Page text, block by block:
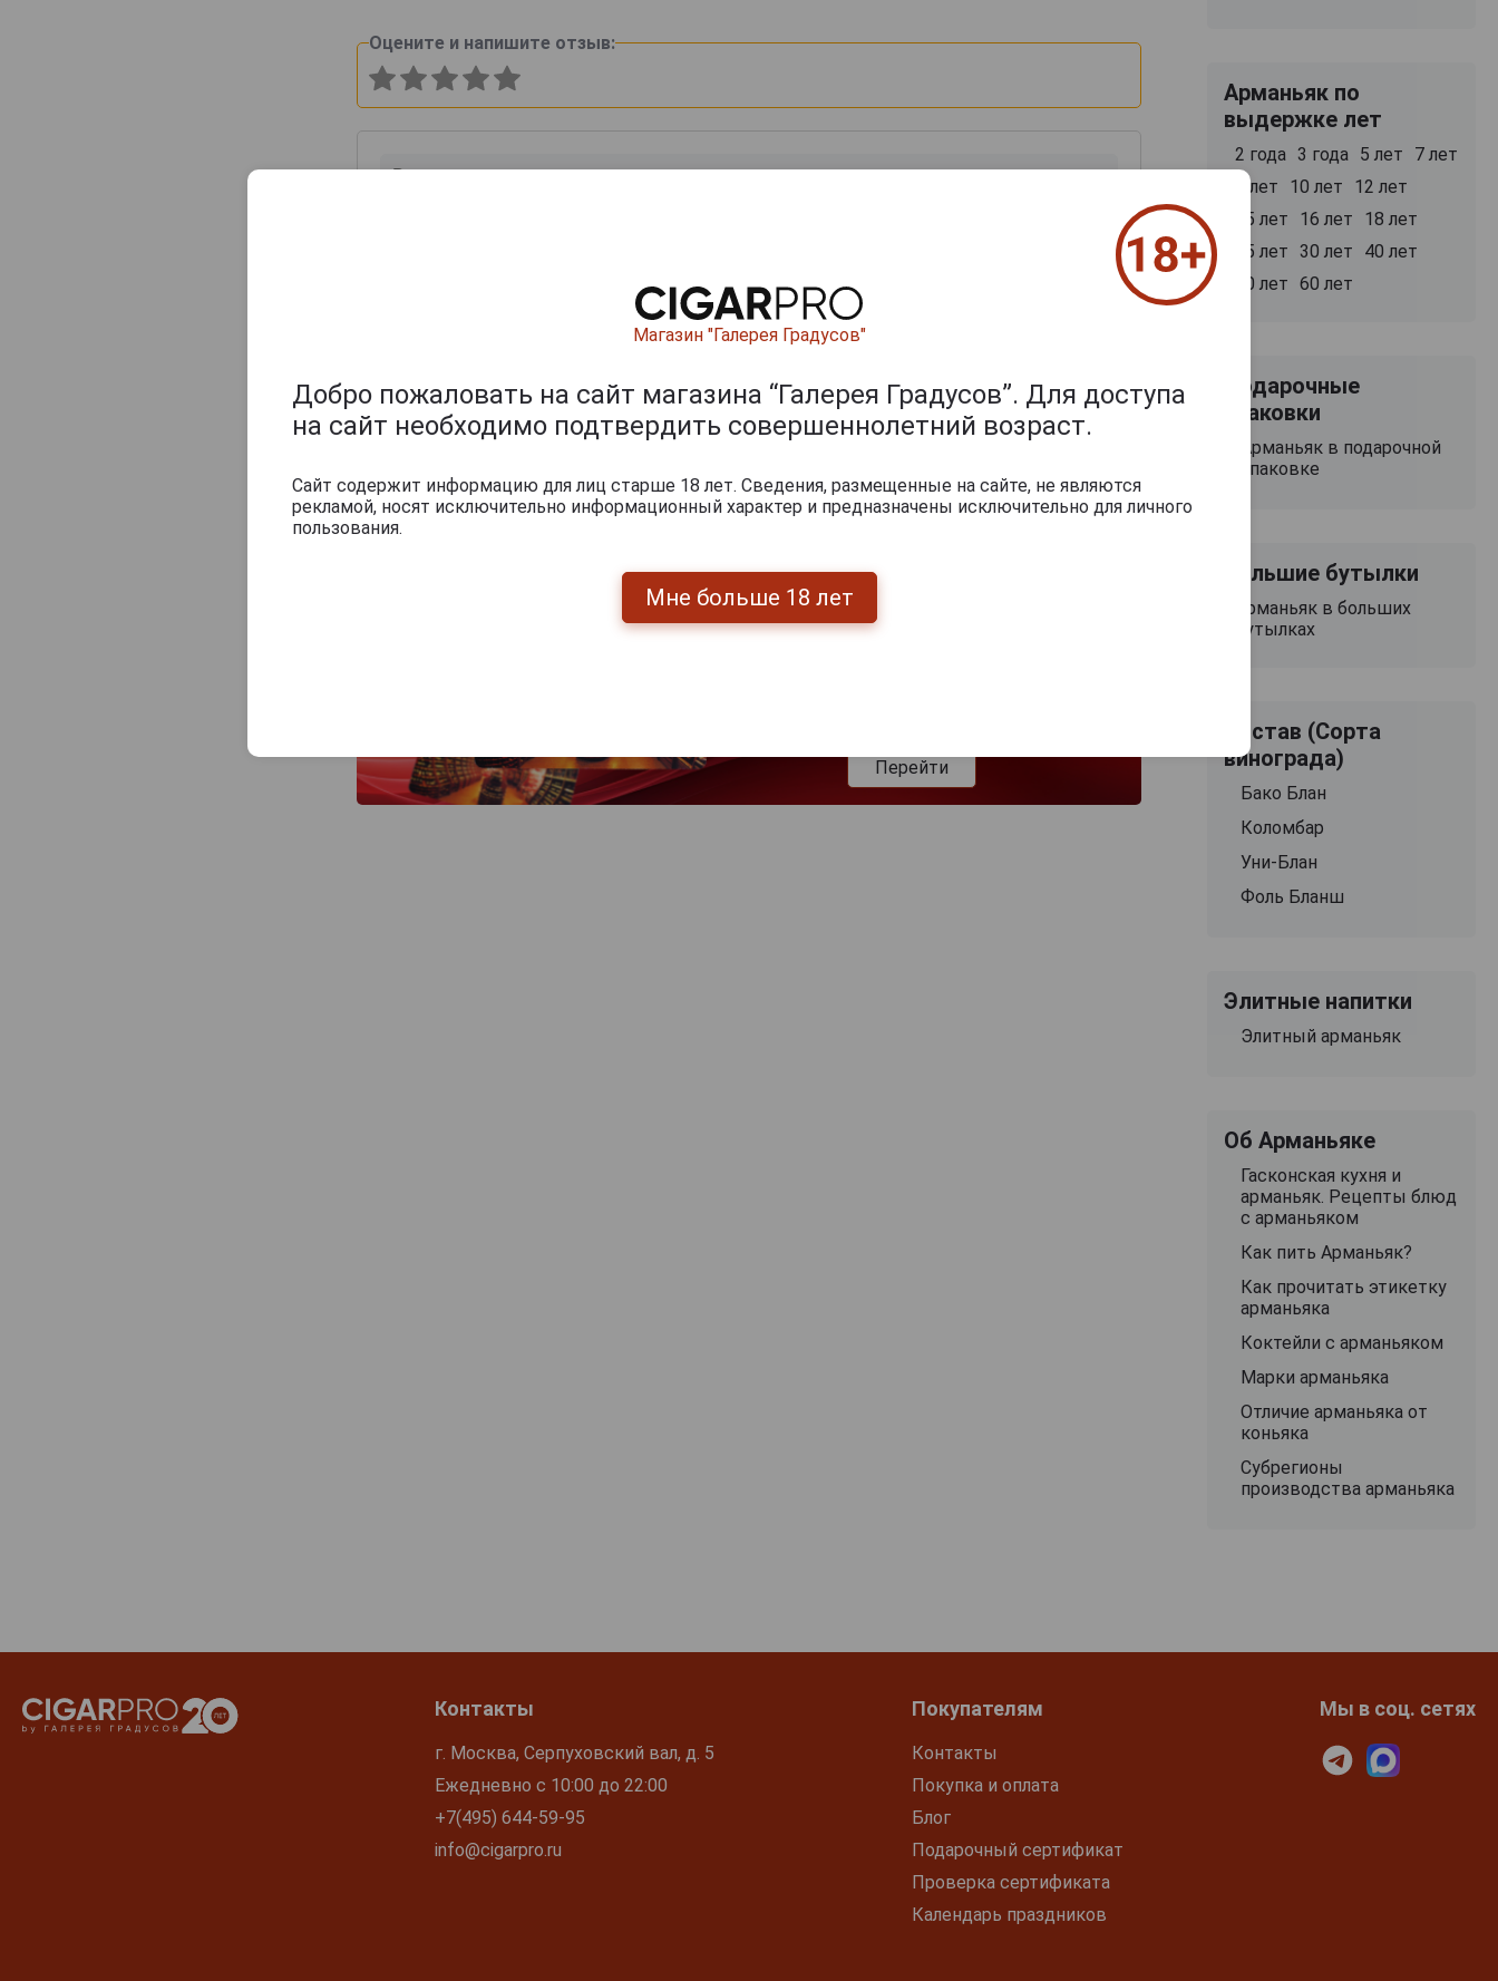
Оцените и напишите отзыв:
Перейти
Арманьяк по
выдержке лет
2 года 3 года 5 лет
7 лет
8 лет
10 лет
12 лет
15 лет
16 лет
18 лет
25 лет 30 лет
40 лет
50 лет 60 лет
Подарочные
упаковки
Арманьяк в подарочной
упаковке
Большие бутылки
Арманьяк в больших
бутылках
Состав (Сорта
винограда)
Бако Блан
Коломбар
Уни-Блан
Фоль Бланш
Элитные напитки
Элитный арманьяк
Об Арманьяке
Гасконская кухня и
арманьяк. Рецепты блюд
с арманьяком
Как пить Арманьяк?
Как прочитать этикетку
арманьяка
Коктейли с арманьяком
Марки арманьяка
Отличие арманьяка от
коньяка
Субрегионы
производства арманьяка
Контакты
г. Москва, Серпуховский вал, д. 5
Ежедневно с 10:00 до 22:00
+7(495) 644-59-95
info@cigarpro.ru
Покупателям
Контакты
Покупка и оплата
Блог
Подарочный сертификат
Проверка сертификата
Календарь праздников
Мы в соц. сетях
Магазин "Галерея Градусов"
Добро пожаловать на сайт магазина “Галерея Градусов”. Для доступа
на сайт необходимо подтвердить совершеннолетний возраст.
Сайт содержит информацию для лиц старше 18 лет. Сведения, размещенные на сайте, не являются
рекламой, носят исключительно информационный характер и предназначены исключительно для личного
пользования.
Мне больше 18 лет